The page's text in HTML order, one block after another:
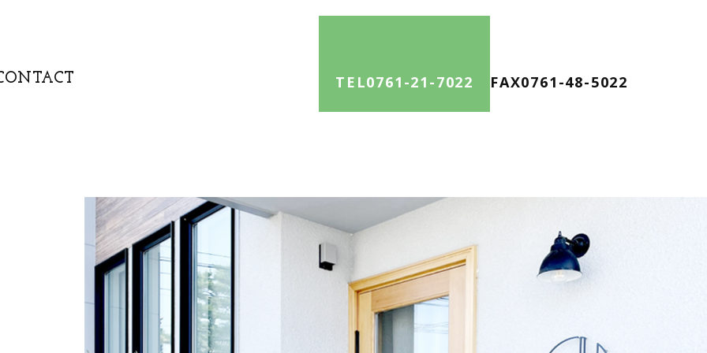
TEL0761-21-7022 FAX0761-48-5022